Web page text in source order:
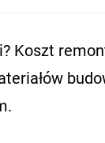
Koszt